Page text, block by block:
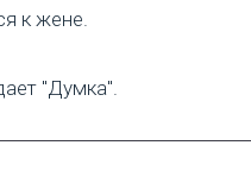
к жене.
"Думка".